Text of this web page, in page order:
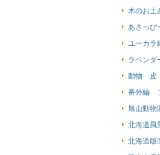
木のお土
あさっぴ
ユーカラ
ラベンダ
動物 皮
番外編
旭山動物
北海道風
北海道版